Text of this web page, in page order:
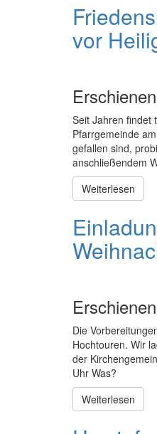
vor
Seit Jahren findet
Pfarrgemeinde
gefallen sind,
anschließendem
Weiterlesen
Die
Hochtouren. Wir
der
Uhr Was?
Weiterlesen